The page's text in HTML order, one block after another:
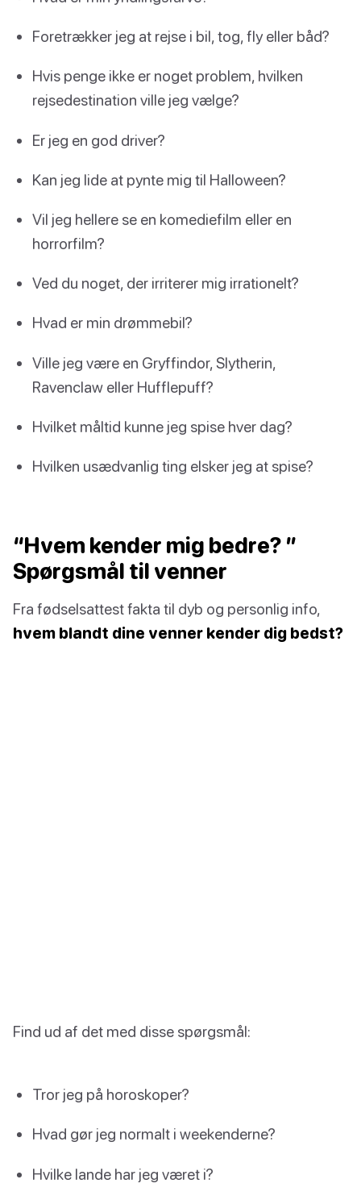
Foretrækker jeg at rejse i bil, tog, fly eller båd?
Hvis penge ikke er noget problem, hvilken
rejsedestination ville jeg vælge?
Er jeg en god driver?
Kan jeg lide at pynte mig til Halloween?
Vil jeg hellere se en komediefilm eller en
horrorfilm?
Ved du noget, der irriterer mig irrationelt?
Hvad er min drømmebil?
Ville jeg være en Gryffindor, Slytherin,
Ravenclaw eller Hufflepuff?
Hvilket måltid kunne jeg spise hver dag?
Hvilken usædvanlig ting elsker jeg at spise?
“Hvem kender mig bedre? ”
Spørgsmål til venner
Fra fødselsattest fakta til dyb og personlig info,
hvem blandt dine venner kender dig bedst?
Find ud af det med disse spørgsmål:
Tror jeg på horoskoper?
Hvad gør jeg normalt i weekenderne?
Hvilke lande har jeg været i?